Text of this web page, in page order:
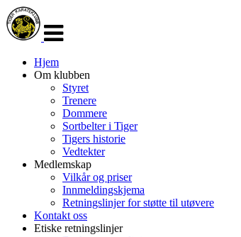
navigasjon
Hjem
Om klubben
Styret
Trenere
Dommere
Sortbelter i Tiger
Tigers historie
Vedtekter
Medlemskap
Vilkår og priser
Innmeldingskjema
Retningslinjer for støtte til utøvere
Kontakt oss
Etiske retningslinjer